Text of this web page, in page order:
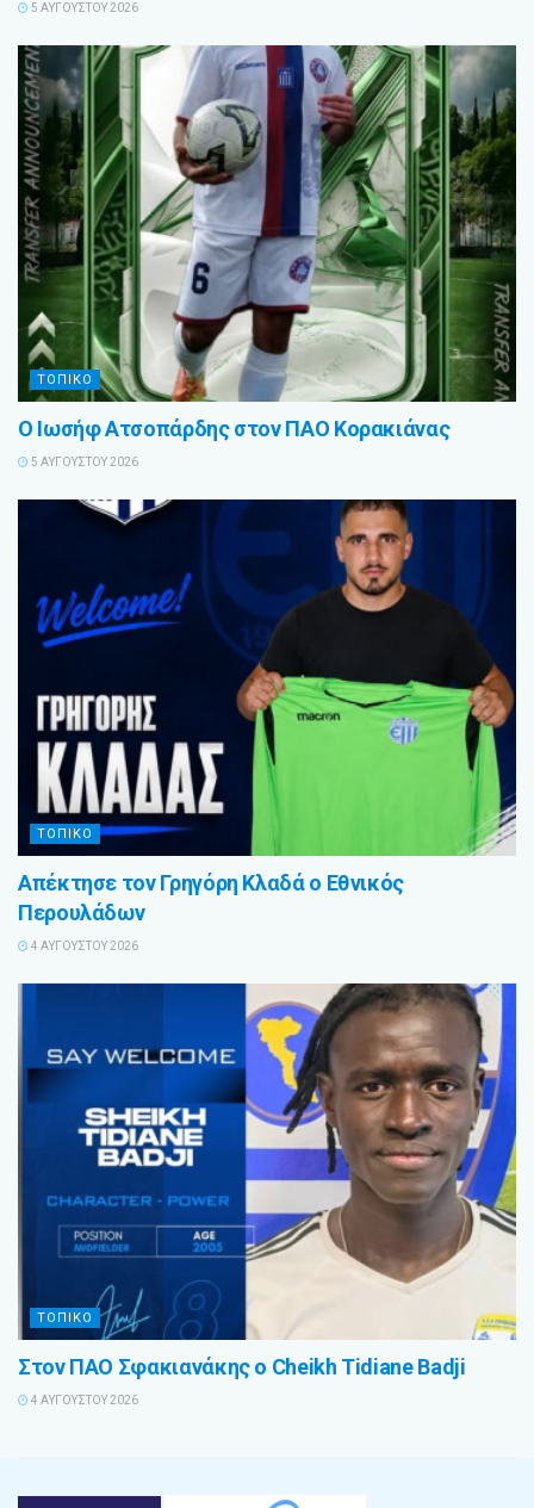
5 ΑΥΓΟΎΣΤΟΥ 2026
ΤΟΠΙΚΟ
Ο Ιωσήφ Ατσοπάρδης στον ΠΑΟ Κορακιάνας
5 ΑΥΓΟΎΣΤΟΥ 2026
ΤΟΠΙΚΟ
Απέκτησε τον Γρηγόρη Κλαδά ο Εθνικός
Περουλάδων
4 ΑΥΓΟΎΣΤΟΥ 2026
ΤΟΠΙΚΟ
Στον ΠΑΟ Σφακιανάκης ο Cheikh Tidiane Badji
4 ΑΥΓΟΎΣΤΟΥ 2026